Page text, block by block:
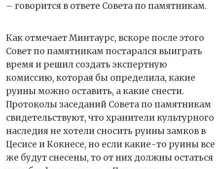
– говорится в ответе Совета по памятникам.
Как отмечает Минтаурс, вскоре после этого
Совет по памятникам постарался выиграть
время и решил создать экспертную
комиссию, которая бы определила, какие
руины можно оставить, а какие снести.
Протоколы заседаний Совета по памятникам
свидетельствуют, что хранители культурного
наследия не хотели сносить руины замков в
Цесисе и Кокнесе, но если какие-то руины все
же будут снесены, то от них должны остаться